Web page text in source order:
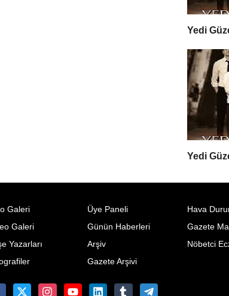
Yedi
Yedi
Galeri
Galeri
Yazarları
Üye Paneli
Günün Haberleri
Arşiv
Gazete Arşivi
Hava
Gazete
Nöbetci